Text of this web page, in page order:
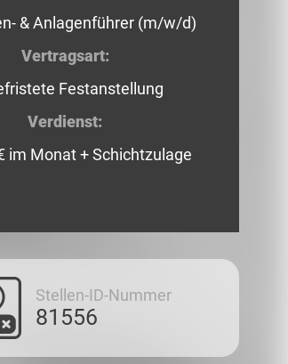
& Anlagenführer (m/w/d)
Vertragsart:
Festanstellung
Verdienst:
im Monat + Schichtzulage
Stellen-ID-Nummer
81556